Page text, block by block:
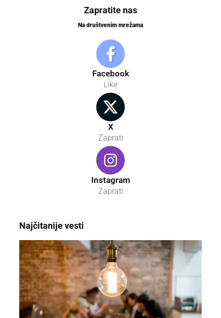
Zapratite nas
Na društvenim mrežama
Facebook
Like
X
Zaprati
Instagram
Zaprati
Najčitanije vesti